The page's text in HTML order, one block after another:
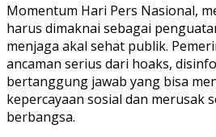
Momentum Hari Pers Nasional,
harus dimaknai sebagai
menjaga akal sehat publik.
ancaman serius dari hoaks,
bertanggung jawab yang bisa
kepercayaan sosial dan merusak
berbangsa.